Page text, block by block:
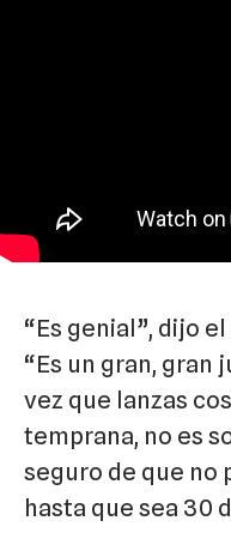
“Es genial”, dijo
“Es un gran, gran
vez que lanzas
temprana, no es
seguro de que no
hasta que sea 30